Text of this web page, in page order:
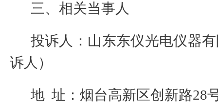
三、相关当事人
投诉人： 山东东仪光电仪器
诉人）
地 址：烟台高新区创新路28